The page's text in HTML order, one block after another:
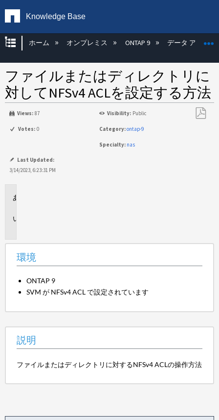
Knowledge Base
グローバル階層を展開/折りたたむ
ホーム オンプレミス ONTAP 9 データ アクセス
ファイルまたはディレクトリに
対してNFSv4 ACLを設定する方法
Views: 87 Visibility: Public
Votes: 0 Category:ontap-9
Specialty: nas
Last Updated:
3/14/2023, 6:23:31 PM
環境
ONTAP 9
SVM が NFSv4 ACL で設定されています
説明
ファイルまたはディレクトリに対するNFSv4 ACLの操作方法